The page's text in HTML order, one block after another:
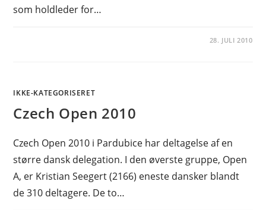
som holdleder for…
28. JULI 2010
IKKE-KATEGORISERET
Czech Open 2010
Czech Open 2010 i Pardubice har deltagelse af en
større dansk delegation. I den øverste gruppe, Open
A, er Kristian Seegert (2166) eneste dansker blandt
de 310 deltagere. De to…